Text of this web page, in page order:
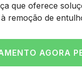
que oferece
remoção de
AGORA